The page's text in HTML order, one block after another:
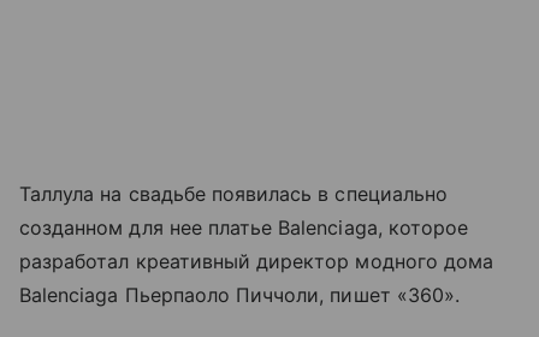
Таллула на свадьбе появилась в специально
созданном для нее платье Balenciaga, которое
разработал креативный директор модного дома
Balenciaga Пьерпаоло Пиччоли, пишет «360».